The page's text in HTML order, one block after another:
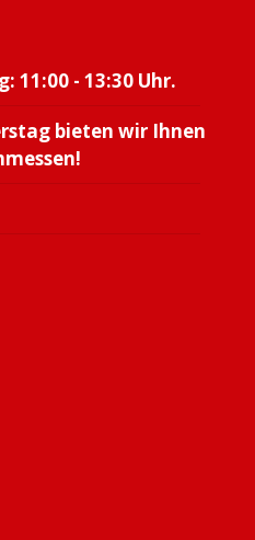
11:00 - 13:30 Uhr.
bieten wir Ihnen